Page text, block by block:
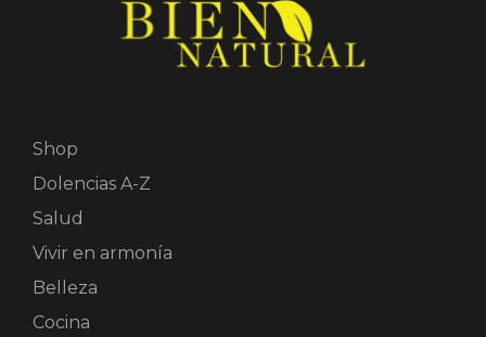
Shop
Dolencias A-Z
Salud
Vivir en armonía
Belleza
Cocina